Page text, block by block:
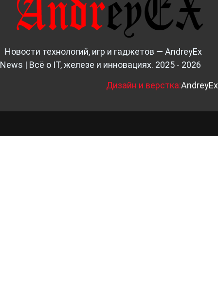
Новости технологий, игр и гаджетов — AndreyEx
News | Всё о IT, железе и инновациях. 2025 - 2026
Дизайн и верстка:AndreyEx